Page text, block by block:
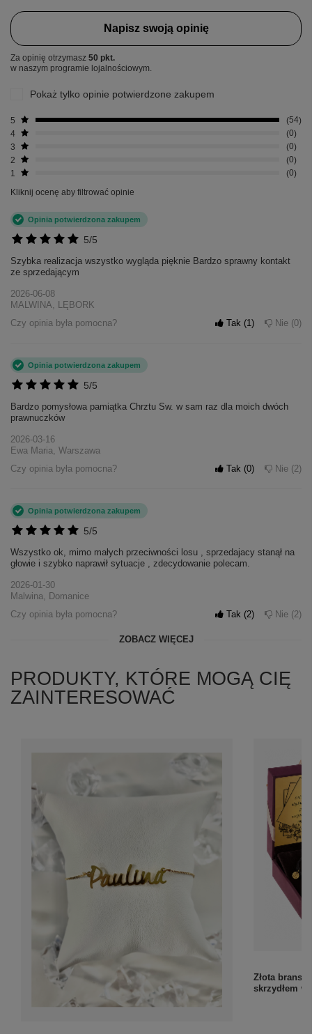
Napisz swoją opinię
Za opinię otrzymasz 50 pkt.
w naszym programie lojalnościowym.
Pokaż tylko opinie potwierdzone zakupem
5
54
4
0
3
0
2
0
1
0
Kliknij ocenę aby filtrować opinie
5/5
Opinia potwierdzona zakupem
Szybka realizacja wszystko wygląda pięknie Bardzo sprawny kontakt
ze sprzedającym
2026-06-08
MALWINA, LĘBORK
Czy opinia była pomocna?
Tak 1 Nie 0
5/5
Opinia potwierdzona zakupem
Bardzo pomysłowa pamiątka Chrztu Sw. w sam raz dla moich dwóch
prawnuczków
2026-03-16
Ewa Maria, Warszawa
Czy opinia była pomocna?
Tak 0 Nie 2
5/5
Opinia potwierdzona zakupem
Wszystko ok, mimo małych przeciwności losu , sprzedajacy stanął na
głowie i szybko naprawił sytuacje , zdecydowanie polecam.
2026-01-30
Malwina, Domanice
Czy opinia była pomocna?
Tak 2 Nie 2
ZOBACZ WIĘCEJ
PRODUKTY, KTÓRE MOGĄ CIĘ
ZAINTERESOWAĆ
Złota
skrzydłem w